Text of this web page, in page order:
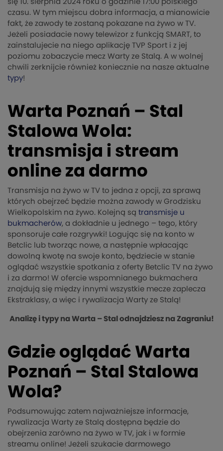
się 10. sierpnia 2024 roku o godzinie 17:00 polskiego
czasu. W tym miejscu dobra informacja, a mianowicie
fakt, że zawody te zostaną pokazane na żywo w TV.
Jeżeli posiadacie nowy telewizor z funkcją SMART, to
zainstalujecie na niego aplikację TVP Sport i z jej
poziomu zobaczycie mecz Warty ze Stalą. A w wolnej
chwili zerknijcie również koniecznie na nasze aktualne
typy!
Warta Poznań – Stal
Stalowa Wola:
transmisja i stream
online za darmo
Transmisja na żywo w TV to jedna z opcji, za sprawą
których obejrzeć będzie można zawody w Grodzisku
Wielkopolskim na żywo. Kolejną są transmisje u
bukmacherów, a dokładnie u jednego – tego, który
sponsoruje całe rozgrywki! Logując się na konto w
Betclic lub tworząc nowe, a następnie wpłacając
dowolną kwotę na swoje konto, będziecie w stanie
oglądać wszystkie spotkania z oferty Betclic TV na żywo
i za darmo! W ofercie wspomnianego bukmachera
znajdują się między innymi wszystkie mecze zaplecza
Ekstraklasy, a więc i rywalizacja Warty ze Stalą!
Analizę i typy na Warta – Stal odnajdziesz na Zagraniu!
Gdzie oglądać Warta
Poznań – Stal Stalowa
Wola?
Podsumowując zatem najważniejsze informacje,
rywalizacja Warty ze Stalą dostępna będzie do
obejrzenia zarówno na żywo w TV, jak i w formie
streamu online! Jeżeli szukacie darmowego